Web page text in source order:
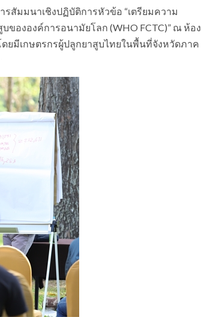
สัมมนาเชิงปฏิบัติการหัวข้อ “เตรียมความ
ององค์การอนามัยโลก (WHO FCTC)” ณ ห้อง
ดยมีเกษตรกรผู้ปลูกยาสูบไทยในพื้นที่จังหวัดภาค